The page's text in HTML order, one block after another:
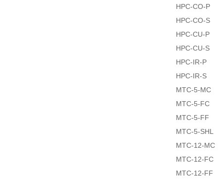
HPC-CO-P
HPC-CO-S
HPC-CU-P
HPC-CU-S
HPC-IR-P
HPC-IR-S
MTC-5-MC
MTC-5-FC
MTC-5-FF
MTC-5-SHL
MTC-12-MC
MTC-12-FC
MTC-12-FF